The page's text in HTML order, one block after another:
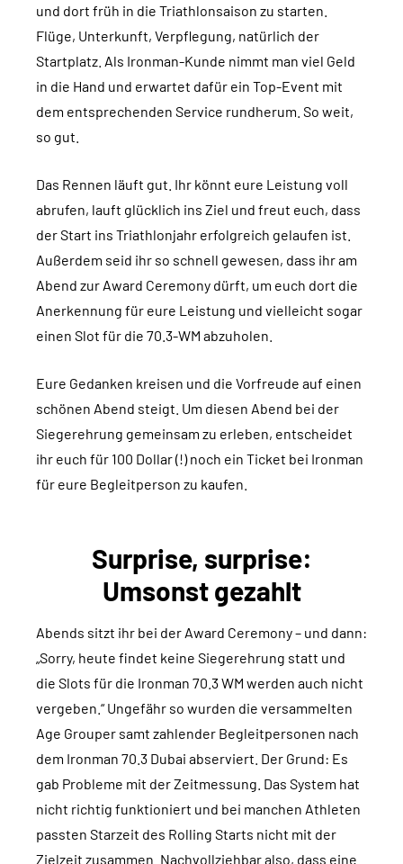
und dort früh in die Triathlonsaison zu starten.
Flüge, Unterkunft, Verpflegung, natürlich der
Startplatz. Als Ironman-Kunde nimmt man viel Geld
in die Hand und erwartet dafür ein Top-Event mit
dem entsprechenden Service rundherum. So weit,
so gut.
Das Rennen läuft gut. Ihr könnt eure Leistung voll
abrufen, lauft glücklich ins Ziel und freut euch, dass
der Start ins Triathlonjahr erfolgreich gelaufen ist.
Außerdem seid ihr so schnell gewesen, dass ihr am
Abend zur Award Ceremony dürft, um euch dort die
Anerkennung für eure Leistung und vielleicht sogar
einen Slot für die 70.3-WM abzuholen.
Eure Gedanken kreisen und die Vorfreude auf einen
schönen Abend steigt. Um diesen Abend bei der
Siegerehrung gemeinsam zu erleben, entscheidet
ihr euch für 100 Dollar (!) noch ein Ticket bei Ironman
für eure Begleitperson zu kaufen.
Surprise, surprise:
Umsonst gezahlt
Abends sitzt ihr bei der Award Ceremony – und dann:
„Sorry, heute findet keine Siegerehrung statt und
die Slots für die Ironman 70.3 WM werden auch nicht
vergeben.“ Ungefähr so wurden die versammelten
Age Grouper samt zahlender Begleitpersonen nach
dem Ironman 70.3 Dubai abserviert. Der Grund: Es
gab Probleme mit der Zeitmessung. Das System hat
nicht richtig funktioniert und bei manchen Athleten
passten Starzeit des Rolling Starts nicht mit der
Zielzeit zusammen. Nachvollziehbar also, dass eine